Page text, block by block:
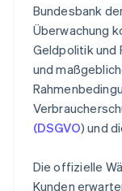
Bundesbank
Überwachung
Geldpolitik und
und
(DSGVO) und
Die offizielle
Kunden